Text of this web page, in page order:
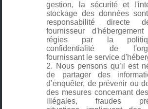
gestion, la sécurité et
stockage des données
responsabilité directe
fournisseur
régies par la
confidentialité de
fournissant le service
Nous pensons qu’il est
de partager des
d’enquêter, de prévenir ou
des mesures concernant
illégales, fraudes